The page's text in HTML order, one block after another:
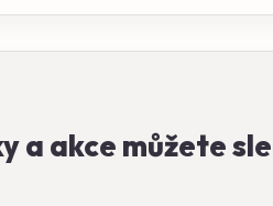
a akce můžete